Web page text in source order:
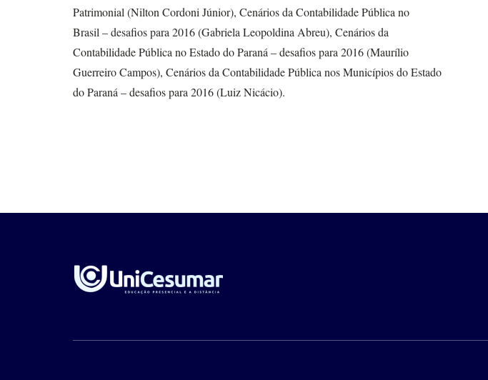
Patrimonial (Nilton Cordoni Júnior), Cenários da Contabilidade Pública no
Brasil – desafios para 2016 (Gabriela Leopoldina Abreu), Cenários da
Contabilidade Pública no Estado do Paraná – desafios para 2016 (Maurílio
Guerreiro Campos), Cenários da Contabilidade Pública nos Municípios do Estado
do Paraná – desafios para 2016 (Luiz Nicácio).